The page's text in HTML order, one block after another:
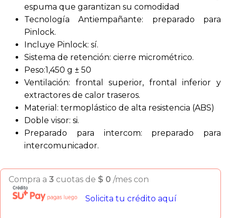
espuma que garantizan su comodidad
Tecnología Antiempañante: preparado para
Pinlock.
Incluye Pinlock: sí.
Sistema de retención: cierre micrométrico.
Peso:1,450 g ± 50
Ventilación: frontal superior, frontal inferior y
extractores de calor traseros.
Material: termoplástico de alta resistencia (ABS)
Doble visor: si.
Preparado para intercom: preparado para
intercomunicador.
Compra a 3 cuotas de $ 0 /mes con
Solicita tu crédito aquí